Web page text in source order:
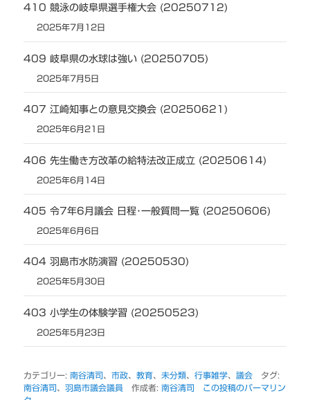
410 競泳の岐阜県選手権大会 (20250712)
2025年7月12日
409 岐阜県の水球は強い (20250705)
2025年7月5日
407 江崎知事との意見交換会 (20250621)
2025年6月21日
406 先生働き方改革の給特法改正成立 (20250614)
2025年6月14日
405 令7年6月議会 日程･一般質問一覧 (20250606)
2025年6月6日
404 羽島市水防演習 (20250530)
2025年5月30日
403 小学生の体験学習 (20250523)
2025年5月23日
カテゴリー:南谷清司 、市政、教育、未分類、行事雑学、議会 タグ:
南谷清司 、羽島市議会議員 作成者:南谷清司
この投稿のパーマリン